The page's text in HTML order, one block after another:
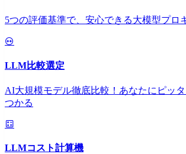
5つの評価基準で、安心できる大模型プロ
LLM比較選定
AI大規模モデル徹底比較！あなたにピッ
つかる
LLMコスト計算機